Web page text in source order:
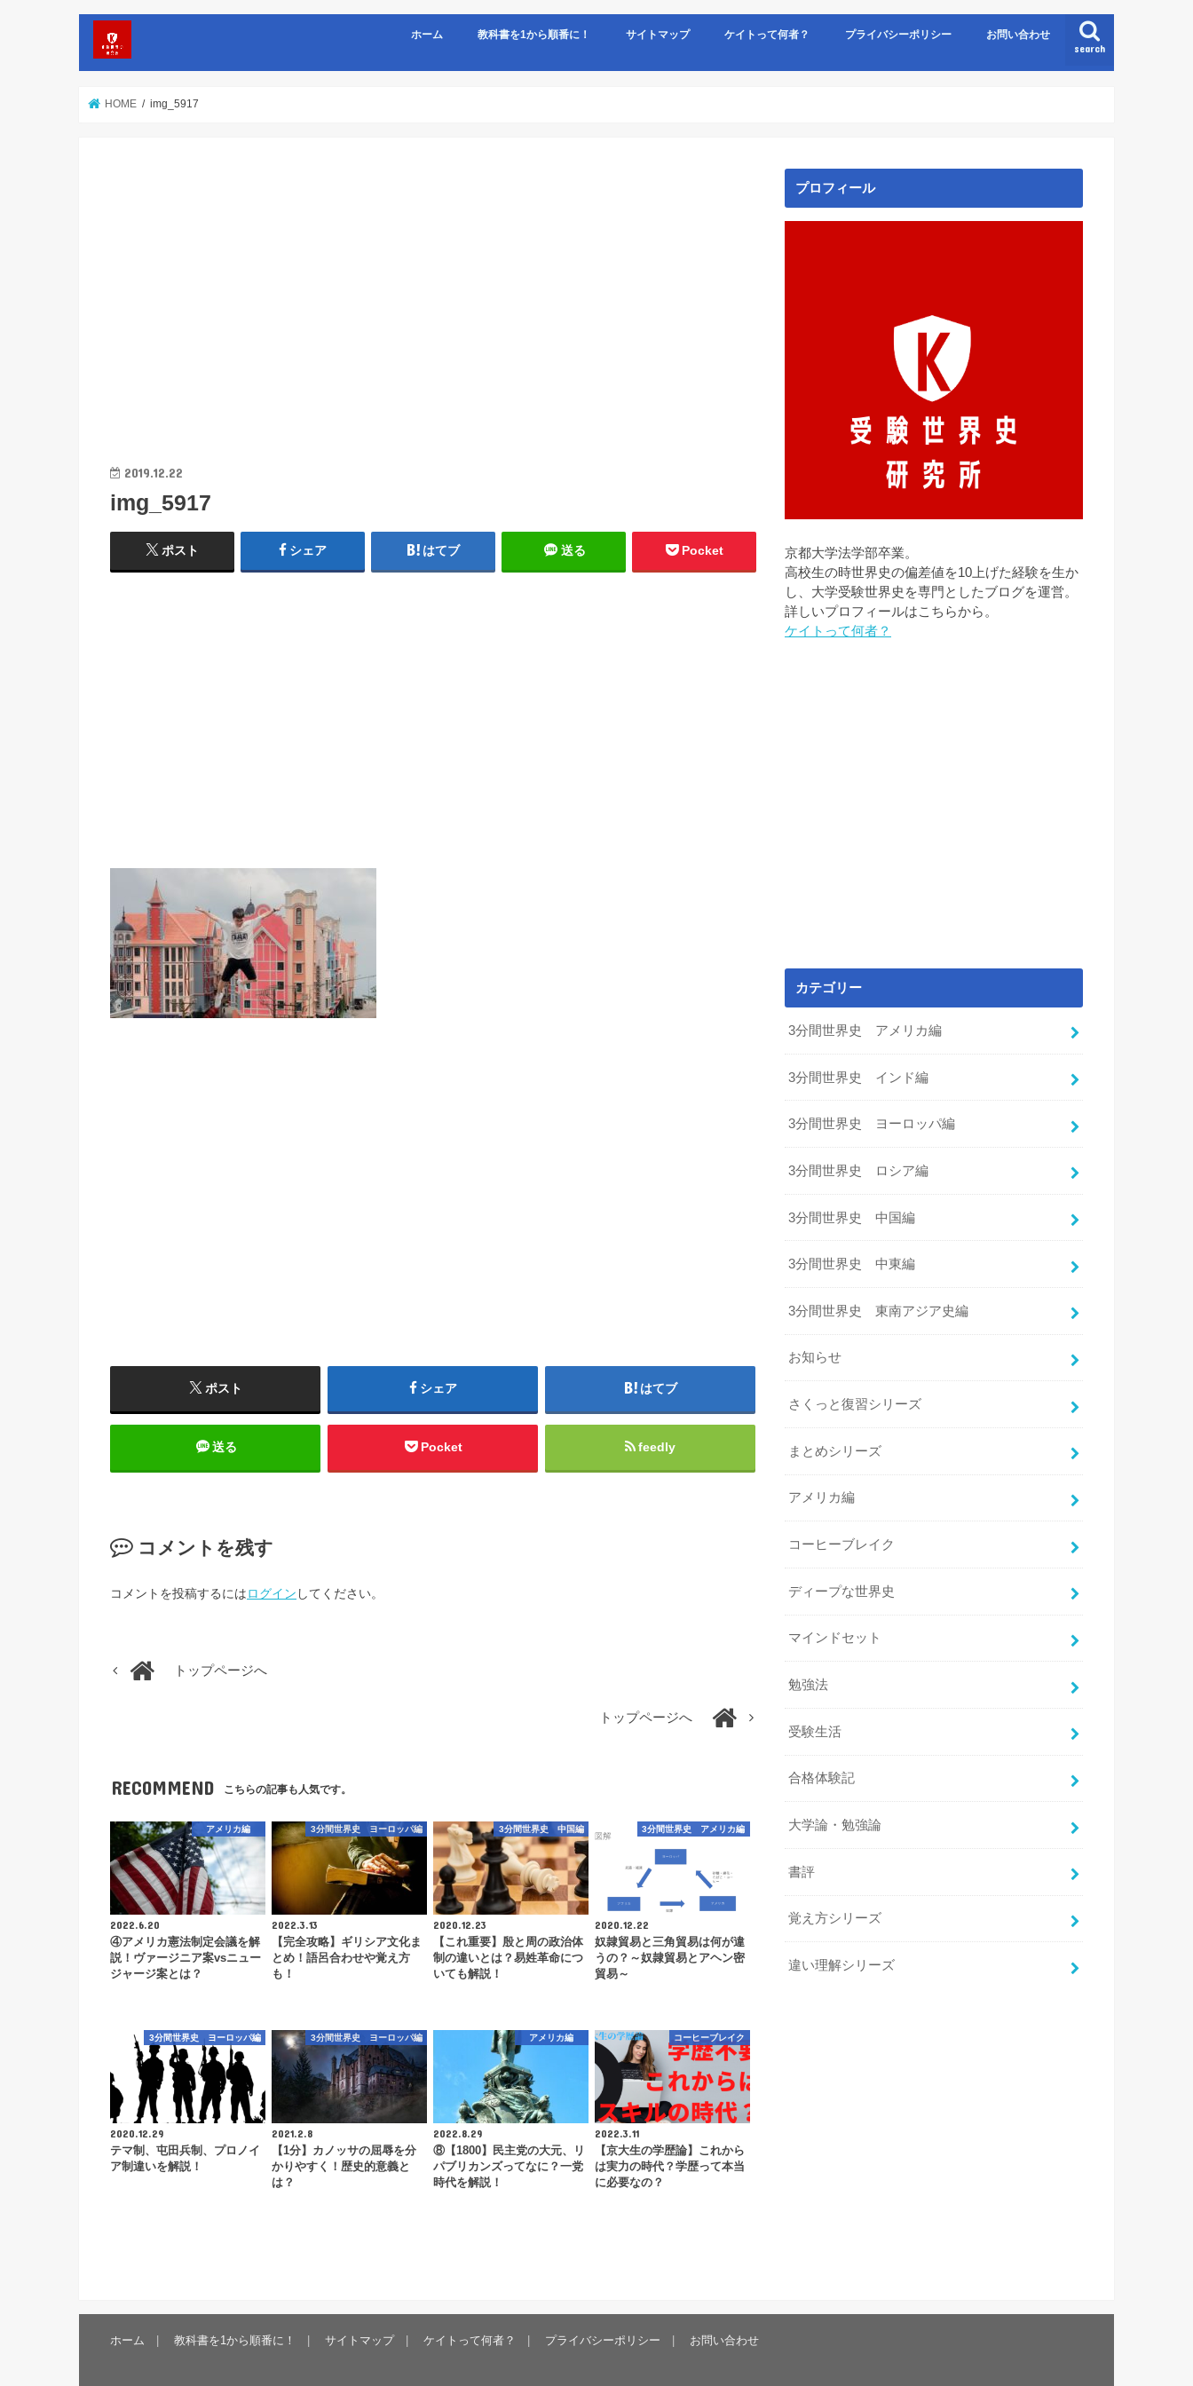
search
ホーム 教科書を1から順番に！ サイトマップ ケイトって何者？ プライバシーポリシー お問い合わせ
HOME img_5917
2019.12.22
img_5917
ポスト シェア はてブ 送る Pocket
ポスト シェア はてブ
送る Pocket feedly
コメントを残す
コメントを投稿するにはログイン してください。
トップページへ
トップページへ
RECOMMEND こちらの記事も人気です。
アメリカ編
2022.6.20
④アメリカ憲法制定会議を解
説！ヴァージニア案vsニュー
ジャージ案とは？
3分間世界史 ヨーロッパ編
2022.3.13
【完全攻略】ギリシア文化ま
とめ！語呂合わせや覚え方
も！
3分間世界史 中国編
2020.12.23
【これ重要】殷と周の政治体
制の違いとは？易姓革命につ
いても解説！
3分間世界史 アメリカ編
2020.12.22
奴隷貿易と三角貿易は何が違
うの？～奴隷貿易とアヘン密
貿易～
3分間世界史 ヨーロッパ編
2020.12.29
テマ制、屯田兵制、プロノイ
ア制違いを解説！
3分間世界史 ヨーロッパ編
2021.2.8
【1分】カノッサの屈辱を分
かりやすく！歴史的意義と
は？
アメリカ編
2022.8.29
⑧【1800】民主党の大元、リ
パブリカンズってなに？一党
時代を解説！
コーヒーブレイク
2022.3.11
【京大生の学歴論】これから
は実力の時代？学歴って本当
に必要なの？
プロフィール
京都大学法学部卒業。
高校生の時世界史の偏差値を10上げた経験を生か
し、大学受験世界史を専門としたブログを運営。
詳しいプロフィールはこちらから。
ケイトって何者？
カテゴリー
3分間世界史 アメリカ編
3分間世界史 インド編
3分間世界史 ヨーロッパ編
3分間世界史 ロシア編
3分間世界史 中国編
3分間世界史 中東編
3分間世界史 東南アジア史編
お知らせ
さくっと復習シリーズ
まとめシリーズ
アメリカ編
コーヒーブレイク
ディープな世界史
マインドセット
勉強法
受験生活
合格体験記
大学論・勉強論
書評
覚え方シリーズ
違い理解シリーズ
ホーム 教科書を1から順番に！ サイトマップ ケイトって何者？ プライバシーポリシー お問い合わせ